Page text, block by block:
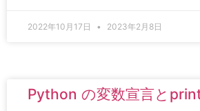
2022年10月17日 2023年2月8日
Python の変数宣言と